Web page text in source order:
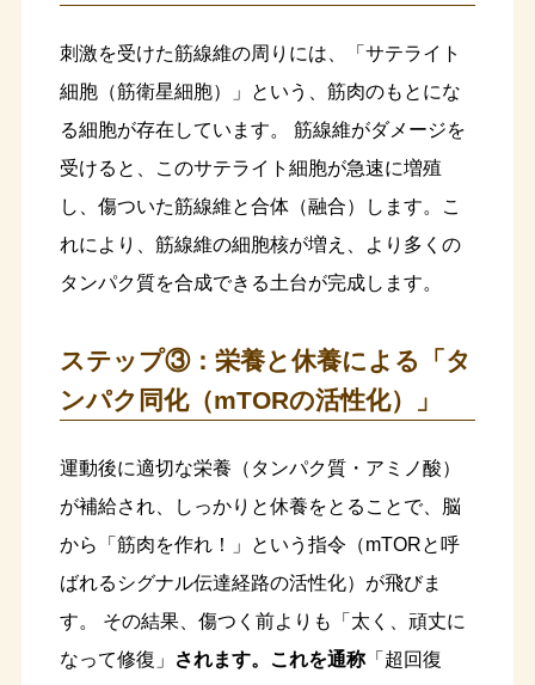
刺激を受けた筋線維の周りには、「サテライト
細胞（筋衛星細胞）」という、筋肉のもとにな
る細胞が存在しています。 筋線維がダメージを
受けると、このサテライト細胞が急速に増殖
し、傷ついた筋線維と合体（融合）します。こ
れにより、筋線維の細胞核が増え、より多くの
タンパク質を合成できる土台が完成します。
ステップ③：栄養と休養による「タ
ンパク同化（mTORの活性化）」
運動後に適切な栄養（タンパク質・アミノ酸）
が補給され、しっかりと休養をとることで、脳
から「筋肉を作れ！」という指令（mTORと呼
ばれるシグナル伝達経路の活性化）が飛びま
す。 その結果、傷つく前よりも「太く、頑丈に
なって修復」
されます。これを通称「超回復